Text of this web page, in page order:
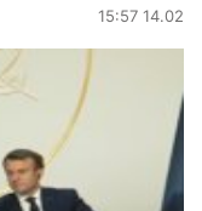
15:57 14.02